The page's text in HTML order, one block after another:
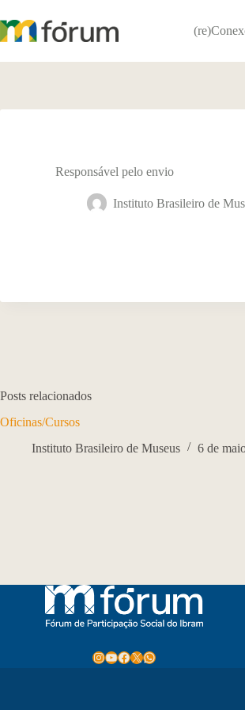
para
o
Responsável pelo envio
Instituto Brasileiro de
Posts relacionados
Oficinas/Cursos
Instituto Brasileiro de Museus
6 de
Instagram
Youtube
Facebook
X WhatsApp